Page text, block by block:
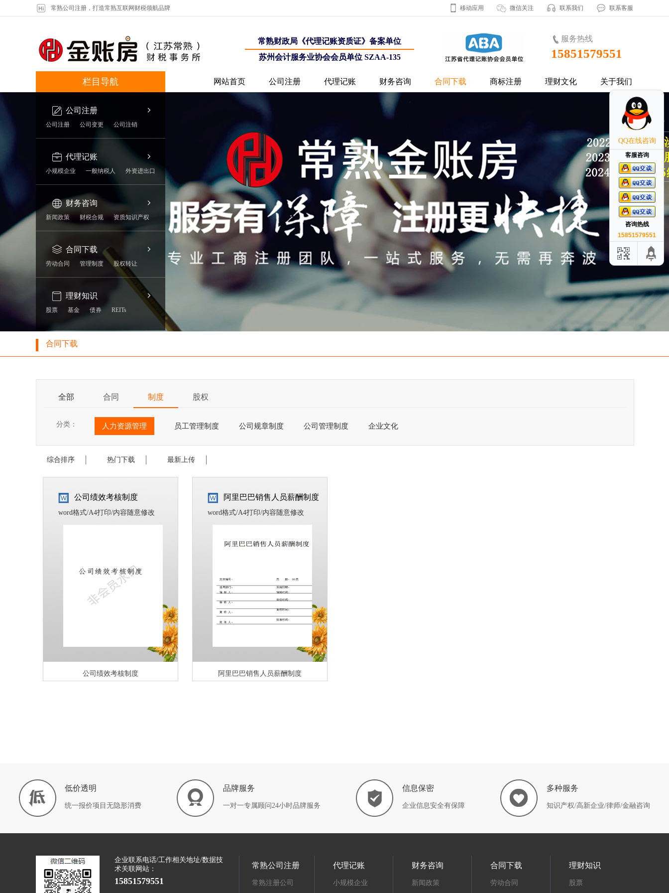
常熟公司注册，打造常熟互联网财税领航品牌 移动应用 微信关注 联系我们 联系客服
常熟财政局《代理记账资质证》备案单位
苏州会计服务业协会会员单位 SZAA-135
服务热线
15851579551
栏目导航 网站首页 公司注册 代理记账 财务咨询 合同下载 商标注册 理财文化 关于我们
公司注册
公司注册 公司变更 公司注销
代理记账
小规模企业 一般纳税人 外资进出口
财务咨询
新闻政策 财税合规 资质知识产权
合同下载
劳动合同 管理制度 股权转让
理财知识
股票 基金 债券 REITs
合同下载
全部 合同 制度 股权
分类： 人力资源管理 员工管理制度 公司规章制度 公司管理制度 企业文化
综合排序 热门下载 最新上传
公司绩效考核制度
word格式/A4打印/内容随意修改
公司绩效考核制度
阿里巴巴销售人员薪酬制度
word格式/A4打印/内容随意修改
阿里巴巴销售人员薪酬制度
低价透明
统一报价项目无隐形消费
品牌服务
一对一专属顾问24小时品牌服务
信息保密
企业信息安全有保障
多种服务
知识产权/高新企业/律师/金融咨询
企业联系电话/工作相关地址/数据技
术关联网站：
15851579551
常熟公司注册
常熟注册公司
代理记账
小规模企业
财务咨询
新闻政策
合同下载
劳动合同
理财知识
股票
QQ在线咨询
客服咨询
咨询热线
15851579551